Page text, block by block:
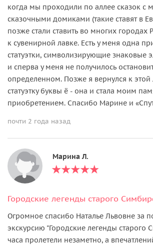
когда мы проходили по аллее сказок с
сказочными домиками (такие ставят в
позже стали ставить во многих городах
к сувенирной лавке. Есть у меня одна
статуэтки, символизирующие знаковые
и сперва у меня не получилось
определенном. Позже я вернулся к этой
статуэтку буквы ё - она и стала моим
приобретением. Спасибо Марине и
почти 2 года назад
Марина Л.
Городские легенды старого
Огромное спасибо Наталье Львовне за
экскурсию "Городские легенды старого
часа пролетели незаметно, а